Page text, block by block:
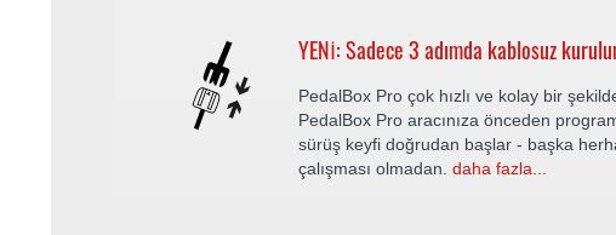
YENİ: Sadece 3 adımda kablosuz
PedalBox Pro çok hızlı ve kolay bir
PedalBox Pro aracınıza önceden
sürüş keyfi doğrudan başlar - başka
çalışması olmadan. daha fazla...